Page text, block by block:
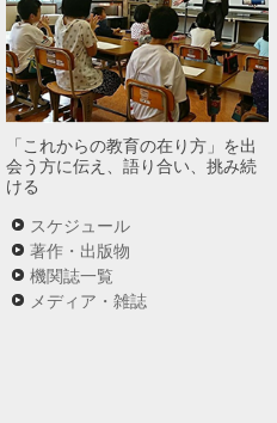
「これからの教育の在り方」を出
会う方に伝え、語り合い、挑み続
ける
スケジュール
著作・出版物
機関誌一覧
メディア・雑誌